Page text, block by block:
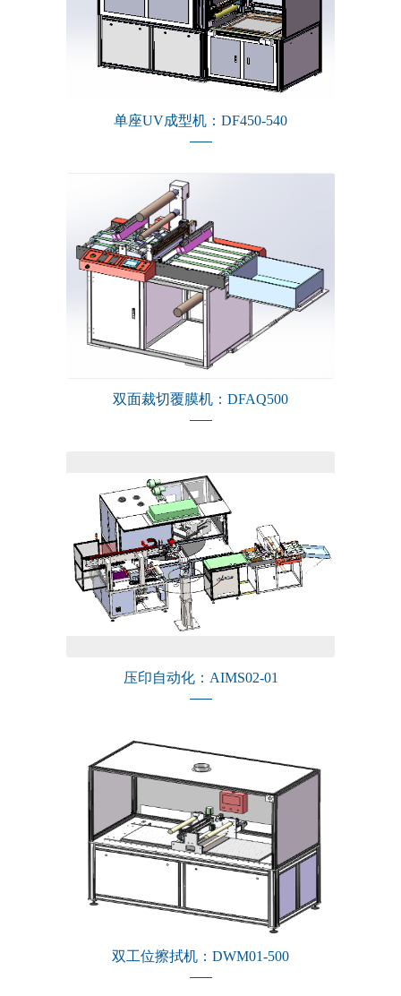
单座UV成型机：DF450-540
双面裁切覆膜机：DFAQ500
压印自动化：AIMS02-01
双工位擦拭机：DWM01-500